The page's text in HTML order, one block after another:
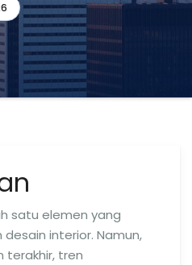
satu elemen yang
interior. Namun,
terakhir, tren